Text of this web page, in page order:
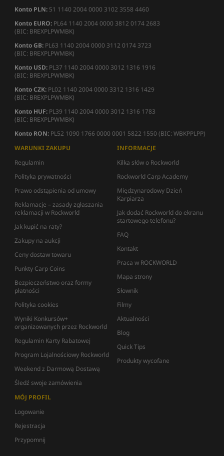
Konto PLN: 51 1140 2004 0000 3102 3558 4460
Konto EURO: PL64 1140 2004 0000 3812 0174 2683
(BIC: BREXPLPWMBK)
Konto GB: PL63 1140 2004 0000 3112 0174 3723
(BIC: BREXPLPWMBK)
Konto USD: PL37 1140 2004 0000 3012 1316 1916
(BIC: BREXPLPWMBK)
Konto CZK: PL02 1140 2004 0000 3312 1316 1429
(BIC: BREXPLPWMBK)
Konto HUF: PL39 1140 2004 0000 3012 1316 1783
(BIC: BREXPLPWMBK)
Konto RON: PL52 1090 1766 0000 0001 5822 1550 (BIC: WBKPPLPP)
WARUNKI ZAKUPU
Regulamin
Polityka prywatności
Prawo odstąpienia od umowy
Reklamacje – zasady zgłaszania
reklamacji w Rockworld
Jak kupić na raty?
Zakupy na aukcji
Ceny dostaw towaru
Punkty Carp Coins
Bezpieczeństwo oraz formy
płatności
Polityka cookies
Wyniki Konkursów+
organizowanych przez Rockworld
Regulamin Karty Rabatowej
Program Lojalnościowy Rockworld
Weekend z Darmową Dostawą
Śledź swoje zamówienia
INFORMACJE
Kilka słów o Rockworld
Rockworld Carp Academy
Międzynarodowy Dzień
Karpiarza
Jak dodać Rockworld do ekranu
startowego telefonu?
FAQ
Kontakt
Praca w ROCKWORLD
Mapa strony
Słownik
Filmy
Aktualności
Blog
Quick Tips
Produkty wycofane
MÓJ PROFIL
Logowanie
Rejestracja
Przypomnij